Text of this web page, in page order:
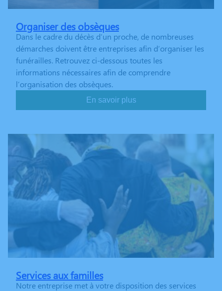
Organiser des obsèques
Dans le cadre du décès d’un proche, de nombreuses
démarches doivent être entreprises afin d’organiser les
funérailles. Retrouvez ci-dessous toutes les
informations nécessaires afin de comprendre
l’organisation des obsèques.
En savoir plus
Services aux familles
Notre entreprise met à votre disposition des services